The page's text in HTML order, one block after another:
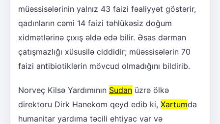
müəssisələrinin yalnız 43 faizi fəaliyyət göstərir,
qadınların cəmi 14 faizi təhlükəsiz doğum
xidmətlərinə çıxış əldə edə bilir. Əsas dərman
çatışmazlığı xüsusilə ciddidir; müəssisələrin 70
faizi antibiotiklərin mövcud olmadığını bildirib.
Norveç Kilsə Yardımının Sudan üzrə ölkə
direktoru Dirk Hanekom qeyd edib ki, Xartumda
humanitar yardıma təcili ehtiyac var və